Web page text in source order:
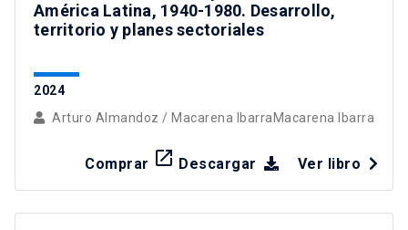
América Latina, 1940-1980. Desarrollo,
territorio y planes sectoriales
2024
Arturo Almandoz / Macarena IbarraMacarena Ibarra
Comprar launch Descargar Ver libro